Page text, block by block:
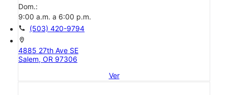
Dom.:
9:00 a.m. a 6:00 p.m.
call (503) 420-9794
location_on
4885 27th Ave SE
Salem, OR 97306
Ver